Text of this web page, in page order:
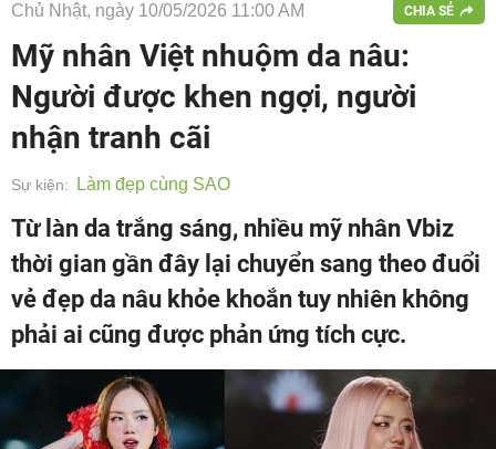
Chủ Nhật, ngày 10/05/2026 11:00 AM CHIA SẺ
Mỹ nhân Việt nhuộm da nâu:
Người được khen ngợi, người
nhận tranh cãi
Sự kiện: Làm đẹp cùng SAO
Từ làn da trắng sáng, nhiều mỹ nhân Vbiz
thời gian gần đây lại chuyển sang theo đuổi
vẻ đẹp da nâu khỏe khoắn tuy nhiên không
phải ai cũng được phản ứng tích cực.